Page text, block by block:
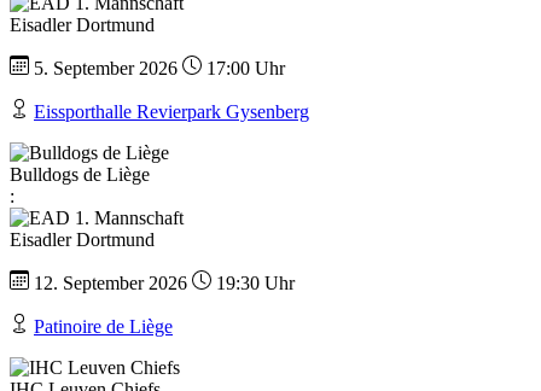
Eisadler Dortmund
5. September 2026 17:00 Uhr
Eissporthalle Revierpark Gysenberg
Bulldogs de Liège
:
Eisadler Dortmund
12. September 2026 19:30 Uhr
Patinoire de Liège